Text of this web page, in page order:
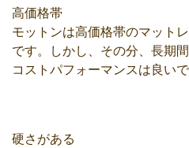
高価格帯
モットンは高価格帯のマット
です。しかし、その分、長期
コストパフォーマンスは良いで
硬さがある